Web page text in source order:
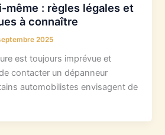
même : règles légales et
à connaître
2025
est toujours imprévue et
contacter un dépanneur
automobilistes envisagent de